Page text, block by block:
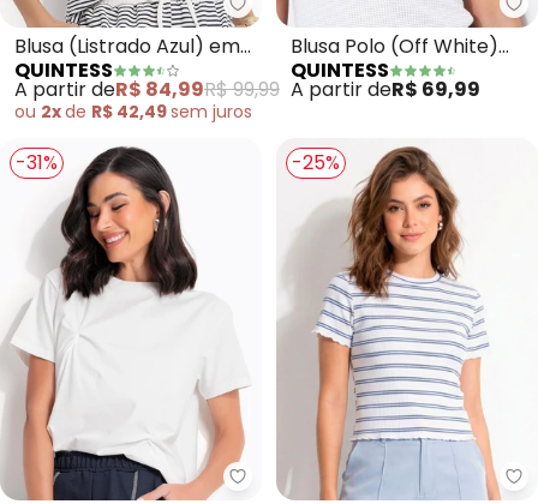
Quintess - Blusa (Listrado
Blusa (Listrado Azul) em
Moletom
QUINTESS
A partir deR$ 84,99R$ 99,99
ou 2xde R$ 42,49sem juros
Blusa Polo (Off White)
em Malha Texturizada
QUINTESS
A partir deR$ 69,99
-31%
Quintess - Blusa (Off-White)
-25%